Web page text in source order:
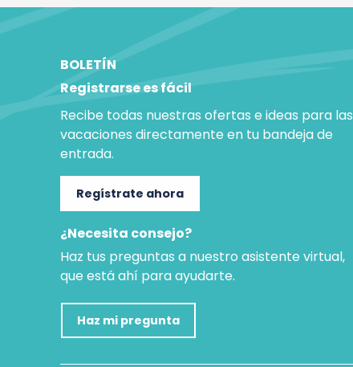
BOLETÍN
Registrarse es fácil
Recibe todas nuestras ofertas e ideas para las
vacaciones directamente en tu bandeja de
entrada.
Regístrate ahora
¿Necesita consejo?
Haz tus preguntas a nuestro asistente virtual,
que está ahí para ayudarte.
Haz mi pregunta